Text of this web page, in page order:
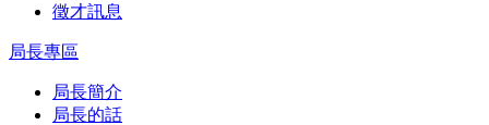
徵才訊息
局長專區
局長簡介
局長的話